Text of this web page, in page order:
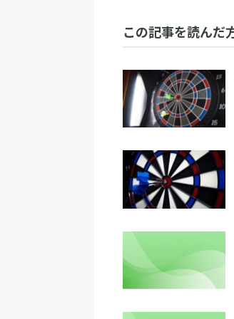
この記事を読んだ